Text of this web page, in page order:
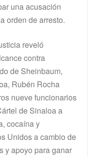
una acusación
orden de arresto.
reveló
contra
de Sheinbaum,
Rubén Rocha
nueve funcionarios
de Sinaloa a
cocaína y
Unidos a cambio de
y apoyo para ganar